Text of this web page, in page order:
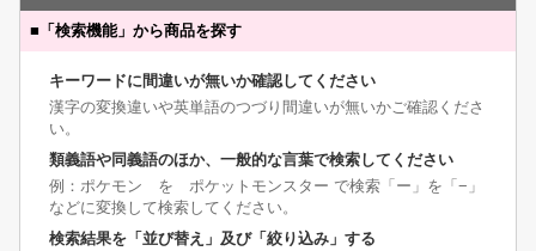
■ 「検索機能」から商品を探す
キーワードに間違いが無いか確認してください
漢字の変換違いや英単語のつづり間違いが無いかご確認くださ
い。
類義語や同義語のほか、一般的な言葉で検索してください
例：ポケモン を ポケットモンスター で検索「ー」を「−」
などに変換して検索してください。
検索結果を「並び替え」及び「絞り込み」する